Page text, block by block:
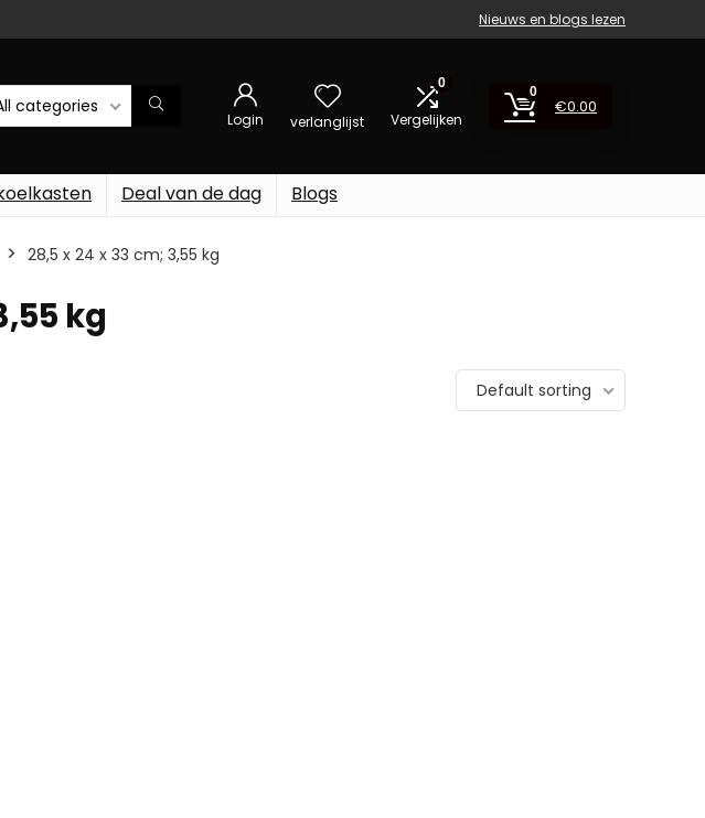
Nieuws en blogs lezen
categories
Login verlanglijst
0
Vergelijken
0
€0.00
Deal van de dag Blogs
‎28,5 x 24 x 33 cm; 3,55 kg
kg
Default sorting